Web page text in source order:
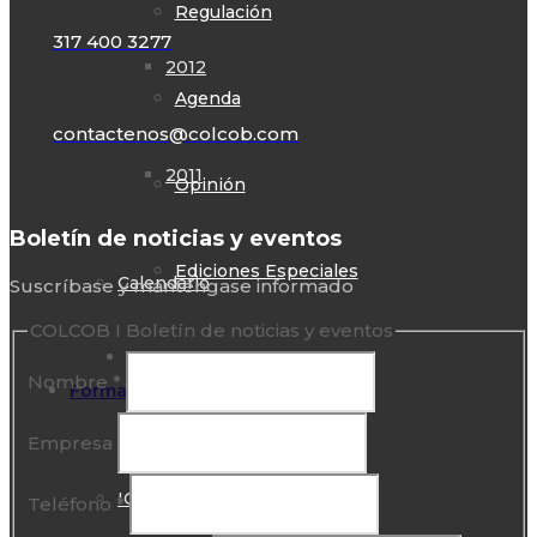
Regulación
Agenda
Opinión
Ediciones Especiales
Contacto
2012
2011
Calendario
Formaciones
ICOLCOB
317 400 3277
contactenos@colcob.com
Boletín de noticias y eventos
Suscríbase y manténgase informado
COLCOB I Boletín de noticias y eventos
Nombre *
Empresa
Teléfono *